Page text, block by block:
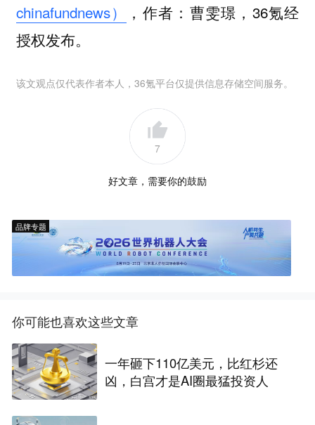
chinafundnews）
，作者：曹雯璟，36氪经
授权发布。
该文观点仅代表作者本人，36氪平台仅提供信息存储空间服务。
7
好文章，需要你的鼓励
品牌专题
你可能也喜欢这些文章
一年砸下110亿美元，比红杉还
凶，白宫才是AI圈最猛投资人